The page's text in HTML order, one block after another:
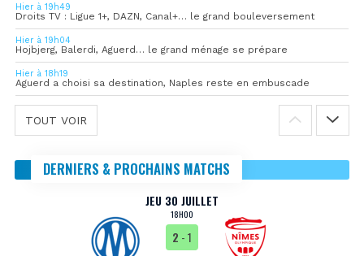
Hier à 19h49
Droits TV : Ligue 1+, DAZN, Canal+… le grand bouleversement
Hier à 19h04
Hojbjerg, Balerdi, Aguerd… le grand ménage se prépare
Hier à 18h19
Aguerd a choisi sa destination, Naples reste en embuscade
TOUT VOIR
DERNIERS & PROCHAINS MATCHS
JEU 30 JUILLET
18H00
2 - 1